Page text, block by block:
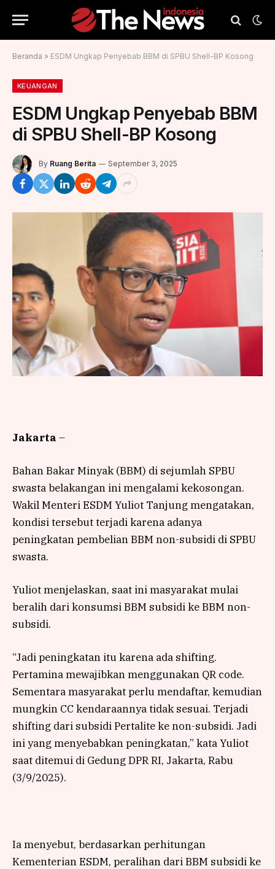
Beranda » ESDM Ungkap Penyebab BBM di SPBU Shell-BP Kosong
KEUANGAN
ESDM Ungkap Penyebab BBM
di SPBU Shell-BP Kosong
By Ruang Berita September 3, 2025
Jakarta –
Bahan Bakar Minyak (BBM) di sejumlah SPBU
swasta belakangan ini mengalami kekosongan.
Wakil Menteri ESDM Yuliot Tanjung mengatakan,
kondisi tersebut terjadi karena adanya
peningkatan pembelian BBM non-subsidi di SPBU
swasta.
Yuliot menjelaskan, saat ini masyarakat mulai
beralih dari konsumsi BBM subsidi ke BBM non-
subsidi.
“Jadi peningkatan itu karena ada shifting.
Pertamina mewajibkan menggunakan QR code.
Sementara masyarakat perlu mendaftar, kemudian
mungkin CC kendaraannya tidak sesuai. Terjadi
shifting dari subsidi Pertalite ke non-subsidi. Jadi
ini yang menyebabkan peningkatan,” kata Yuliot
saat ditemui di Gedung DPR RI, Jakarta, Rabu
(3/9/2025).
Ia menyebut, berdasarkan perhitungan
Kementerian ESDM, peralihan dari BBM subsidi ke